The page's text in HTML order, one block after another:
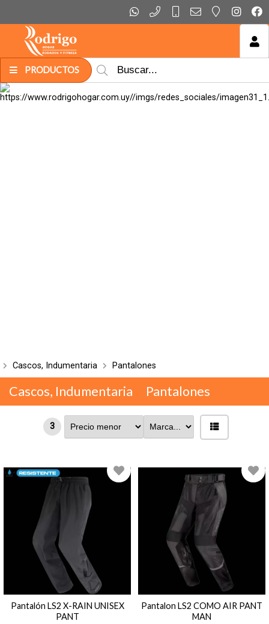
PRODUCTOS
MI COMPRA
Cascos, Indumentaria Pantalones
Cascos, Indumentaria Pantalones
3
Pantalón LS2 X-RAIN UNISEX
PANT
Pantalon LS2 COMO AIR PANT
MAN